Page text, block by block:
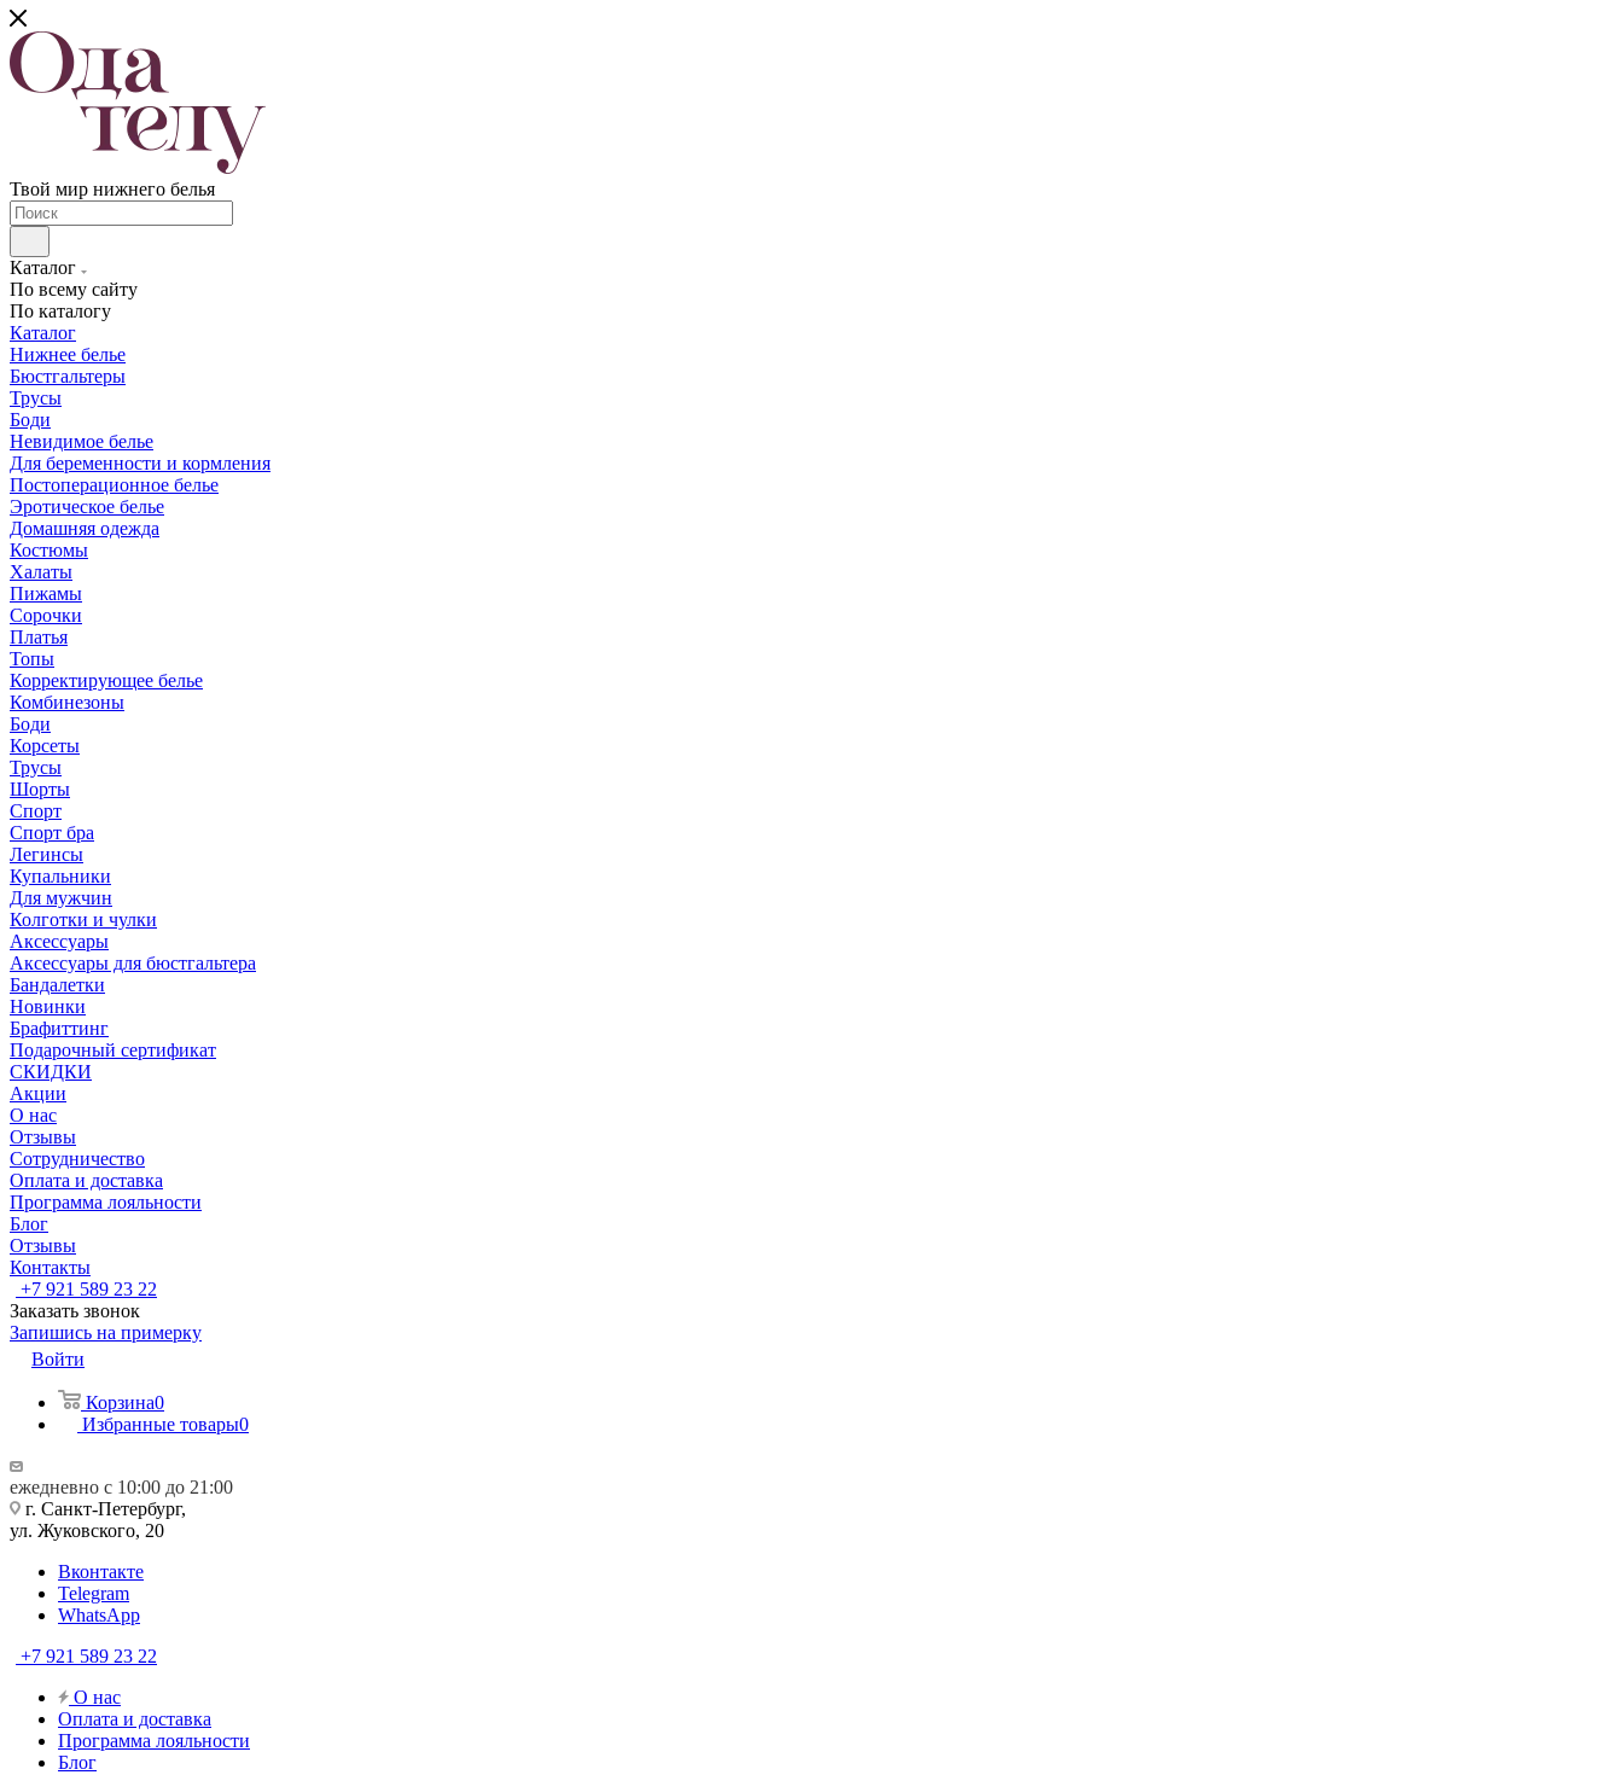
Твой мир нижнего белья
Каталог
По всему сайту
По каталогу
Каталог
Нижнее белье
Бюстгальтеры
Трусы
Боди
Невидимое белье
Для беременности и кормления
Постоперационное белье
Эротическое белье
Домашняя одежда
Костюмы
Халаты
Пижамы
Сорочки
Платья
Топы
Корректирующее белье
Комбинезоны
Боди
Корсеты
Трусы
Шорты
Спорт
Спорт бра
Легинсы
Купальники
Для мужчин
Колготки и чулки
Аксессуары
Аксессуары для бюстгальтера
Бандалетки
Новинки
Брафиттинг
Подарочный сертификат
СКИДКИ
Акции
О нас
Отзывы
Сотрудничество
Оплата и доставка
Программа лояльности
Блог
Отзывы
Контакты
+7 921 589 23 22
Заказать звонок
Запишись на примерку
Войти
Корзина0
Избранные товары0
ежедневно с 10:00 до 21:00
г. Санкт-Петербург,
ул. Жуковского, 20
Вконтакте
Telegram
WhatsApp
+7 921 589 23 22
О нас
Оплата и доставка
Программа лояльности
Блог